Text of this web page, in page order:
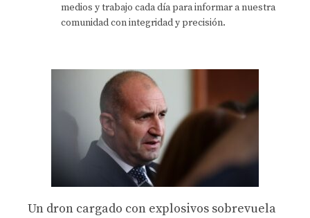
medios y trabajo cada día para informar a nuestra
comunidad con integridad y precisión.
Un dron cargado con explosivos sobrevuela